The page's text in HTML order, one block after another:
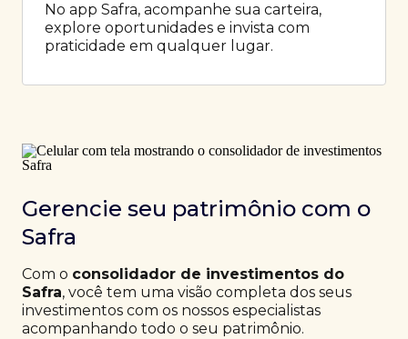
No app Safra, acompanhe sua carteira,
explore oportunidades e invista com
praticidade em qualquer lugar.
Gerencie seu patrimônio com o
Safra
Com o consolidador de investimentos do
Safra, você tem uma visão completa dos seus
investimentos com os nossos especialistas
acompanhando todo o seu patrimônio.